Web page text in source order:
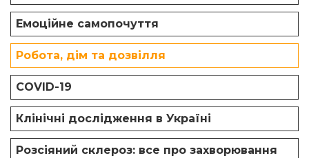
Емоційне самопочуття
Робота, дім та дозвілля
COVID-19
Клінічні дослідження в Україні
Розсіяний склероз: все про захворювання